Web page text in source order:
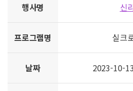
행사명 신
프로그램명 실크
날짜 2023-10-